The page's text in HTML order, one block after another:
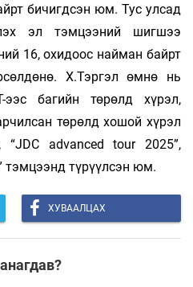
бичигдсэн юм. Тус улсад
эл тэмцээний шигшээ
16, охидоос найман байрт
Х.Тэргэл өмнө нь
багийн төрөлд хүрэл,
төрөлд хошой хүрэл
advanced tour 2025”,
тэмцээнд түрүүлсэн юм.
ХУВААЛЦАХ